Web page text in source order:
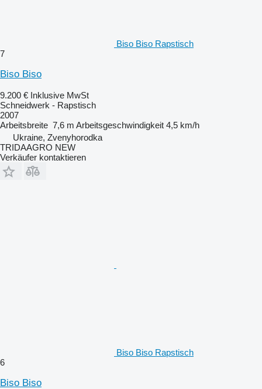
Biso Biso Rapstisch
7
Biso Biso
9.200 € Inklusive MwSt
Schneidwerk - Rapstisch
2007
Arbeitsbreite 7,6 m Arbeitsgeschwindigkeit 4,5 km/h
Ukraine, Zvenyhorodka
TRIDAAGRO NEW
Verkäufer kontaktieren
Biso Biso Rapstisch
6
Biso Biso